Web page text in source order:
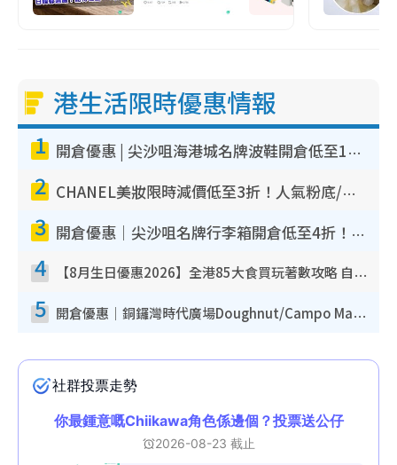
港生活限時優惠情報
1 開倉優惠 | 尖沙咀海港城名牌波鞋開倉低至1折！On鞋$899起／Joy&Peace鞋履$98起
2 CHANEL美妝限時減價低至3折！人氣粉底/唇膏/精華液低至$275！COCO香水都有平
3 開倉優惠｜尖沙咀名牌行李箱開倉低至4折！一連5日 American Tourister/ace./Hallmark $200起！
4 【8月生日優惠2026】全港85大食買玩著數攻略 自助餐/火鍋放題同行免費＋誠品/DONKI送現金券
5 開倉優惠｜銅鑼灣時代廣場Doughnut/Campo Marzio開倉低至1折！背囊、書包、手袋劈價$200起